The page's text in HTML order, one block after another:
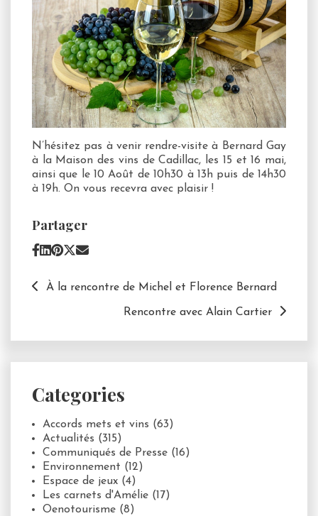
N’hésitez pas à venir rendre-visite à Bernard Gay
à la Maison des vins de Cadillac, les 15 et 16 mai,
ainsi que le 10 Août de 10h30 à 13h puis de 14h30
à 19h. On vous recevra avec plaisir !
Partager
À la rencontre de Michel et Florence Bernard
Rencontre avec Alain Cartier
Categories
Accords mets et vins (63)
Actualités (315)
Communiqués de Presse (16)
Environnement (12)
Espace de jeux (4)
Les carnets d'Amélie (17)
Oenotourisme (8)